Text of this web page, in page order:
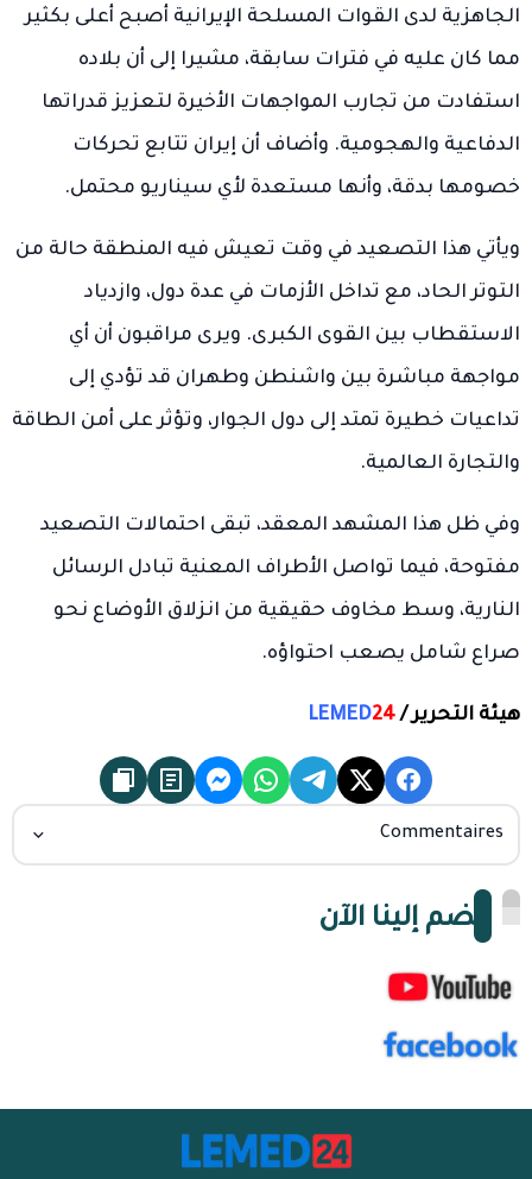
الجاهزية لدى القوات المسلحة الإيرانية أصبح أعلى بكثير
مما كان عليه في فترات سابقة، مشيرا إلى أن بلاده
استفادت من تجارب المواجهات الأخيرة لتعزيز قدراتها
الدفاعية والهجومية. وأضاف أن إيران تتابع تحركات
خصومها بدقة، وأنها مستعدة لأي سيناريو محتمل.
ويأتي هذا التصعيد في وقت تعيش فيه المنطقة حالة من
التوتر الحاد، مع تداخل الأزمات في عدة دول، وازدياد
الاستقطاب بين القوى الكبرى. ويرى مراقبون أن أي
مواجهة مباشرة بين واشنطن وطهران قد تؤدي إلى
تداعيات خطيرة تمتد إلى دول الجوار، وتؤثر على أمن الطاقة
والتجارة العالمية.
وفي ظل هذا المشهد المعقد، تبقى احتمالات التصعيد
مفتوحة، فيما تواصل الأطراف المعنية تبادل الرسائل
النارية، وسط مخاوف حقيقية من انزلاق الأوضاع نحو
صراع شامل يصعب احتواؤه.
هيئة التحرير / LEMED24
Commentaires
انضم إلينا الآن